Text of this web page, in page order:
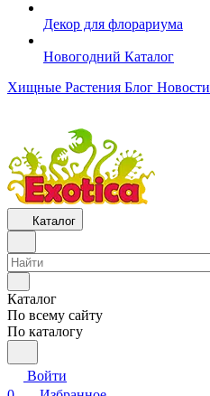
Декор для флорариума
Новогодний Каталог
Хищные Растения Блог Новости
Каталог
Каталог
По всему сайту
По каталогу
Войти